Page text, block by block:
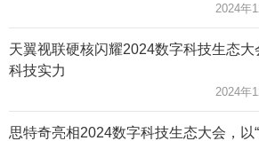
2024年
天翼视联硬核闪耀2024数字科技生态大
科技实力
2024年
思特奇亮相2024数字科技生态大会，以